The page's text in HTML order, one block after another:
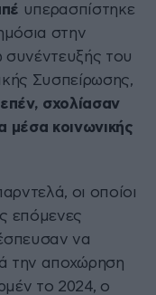
υπερασπίστηκε
στην
συνέντευξής του
Συσπείρωσης,
σχολίασαν
μέσα κοινωνικής
οι οποίοι
επόμενες
να
την αποχώρηση
το 2024, ο